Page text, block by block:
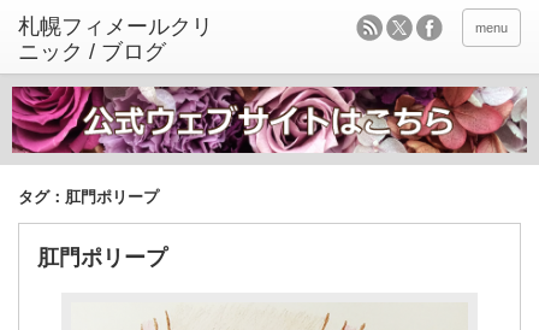
menu
タグ：肛門ポリープ
肛門ポリープ